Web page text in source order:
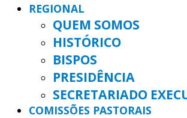
REGIONAL
QUEM SOMOS
HISTÓRICO
BISPOS
PRESIDÊNCIA
SECRETARIADO
COMISSÕES PASTORAIS